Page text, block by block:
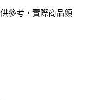
參考，實際商品顏